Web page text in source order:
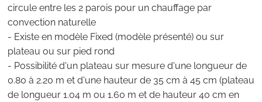
circule entre les 2 parois pour un chauffage par
convection naturelle
- Existe en modèle Fixed (modèle présenté) ou sur
plateau ou sur pied rond
- Possibilité d'un plateau sur mesure d'une longueur de
0.80 à 2.20 m et d'une hauteur de 35 cm à 45 cm (plateau
de longueur 1.04 m ou 1.60 m et de hauteur 40 cm en